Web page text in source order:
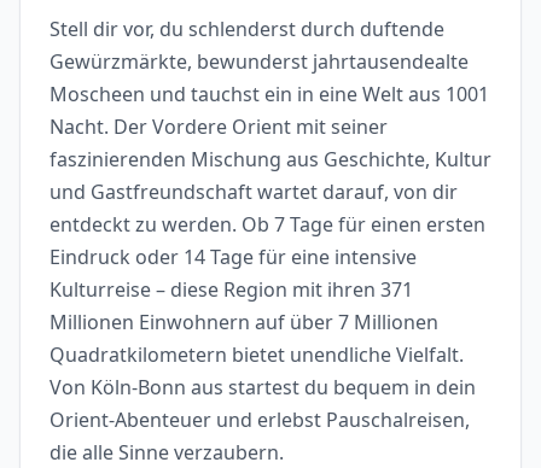
Stell dir vor, du schlenderst durch duftende
Gewürzmärkte, bewunderst jahrtausendealte
Moscheen und tauchst ein in eine Welt aus 1001
Nacht. Der Vordere Orient mit seiner
faszinierenden Mischung aus Geschichte, Kultur
und Gastfreundschaft wartet darauf, von dir
entdeckt zu werden. Ob 7 Tage für einen ersten
Eindruck oder 14 Tage für eine intensive
Kulturreise – diese Region mit ihren 371
Millionen Einwohnern auf über 7 Millionen
Quadratkilometern bietet unendliche Vielfalt.
Von Köln-Bonn aus startest du bequem in dein
Orient-Abenteuer und erlebst Pauschalreisen,
die alle Sinne verzaubern.